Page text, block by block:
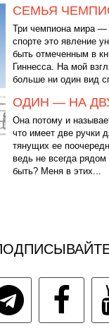
СЕМЬЯ
Три чемпиона мира
спорте это явление
быть отмеченным в
Гиннесса. На мой
больше ни один вид
ОДИН — НА
Она потому и
что имеет две ручки
тянущих ее
ведь не всегда
быть? Меня в этих...